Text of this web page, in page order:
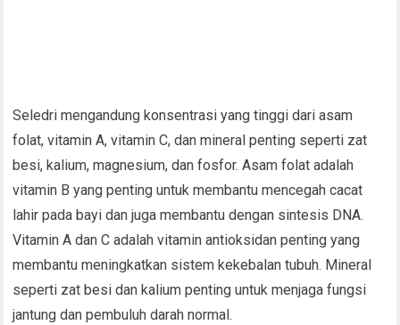
Seledri mengandung konsentrasi yang tinggi dari asam
folat, vitamin A, vitamin C, dan mineral penting seperti zat
besi, kalium, magnesium, dan fosfor. Asam folat adalah
vitamin B yang penting untuk membantu mencegah cacat
lahir pada bayi dan juga membantu dengan sintesis DNA.
Vitamin A dan C adalah vitamin antioksidan penting yang
membantu meningkatkan sistem kekebalan tubuh. Mineral
seperti zat besi dan kalium penting untuk menjaga fungsi
jantung dan pembuluh darah normal.